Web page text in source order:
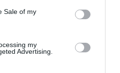
Sale of my
my
Advertising.
faites un don !
SOUTENIR